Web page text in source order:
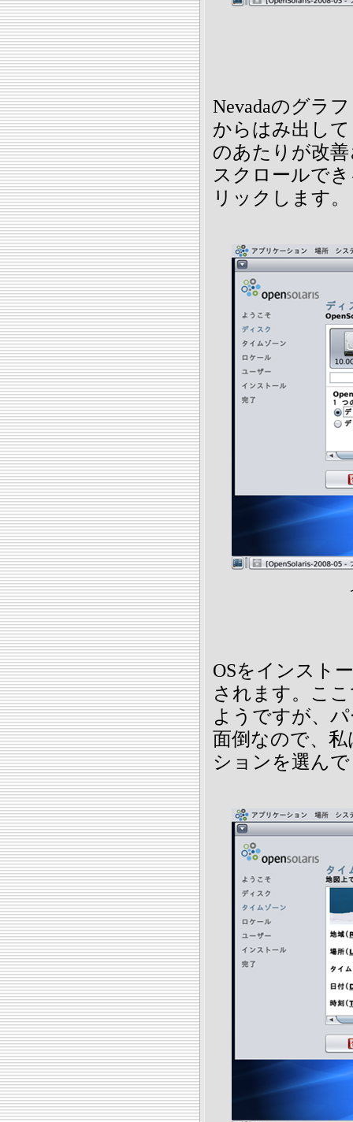
Nevadaのグラ
からはみ出し
のあたりが改
スクロールで
リックします。
OSをインスト
されます。こ
ようですが、
面倒なので、
ションを選ん